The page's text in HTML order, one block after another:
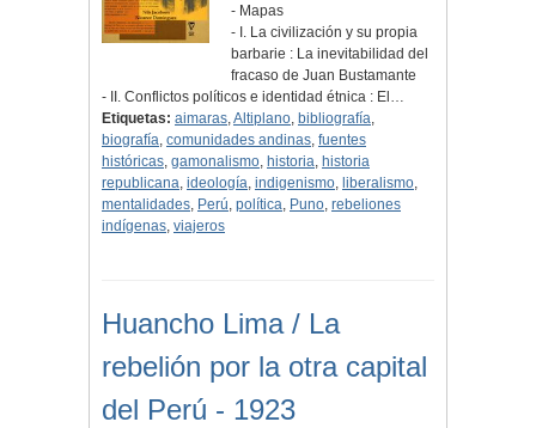
- Mapas
- I. La civilización y su propia
barbarie : La inevitabilidad del
fracaso de Juan Bustamante
- II. Conflictos políticos e identidad étnica : El…
Etiquetas: aimaras,Altiplano, bibliografía,
biografía, comunidades andinas, fuentes
históricas, gamonalismo, historia, historia
republicana, ideología, indigenismo, liberalismo,
mentalidades, Perú, política, Puno, rebeliones
indígenas, viajeros
Huancho Lima / La
rebelión por la otra capital
del Perú - 1923